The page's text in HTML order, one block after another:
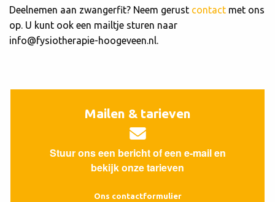
Deelnemen aan zwangerfit? Neem gerust contact met ons
op. U kunt ook een mailtje sturen naar
info@fysiotherapie-hoogeveen.nl.
Mailen & tarieven
Stuur ons een bericht of een e-mail en
bekijk onze tarieven
Ons contactformulier